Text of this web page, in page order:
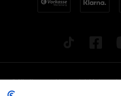
* Alle Preise inkl. gesetzl.